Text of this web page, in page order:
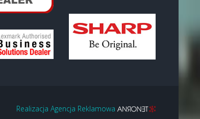
Realizacja Agencja Reklamowa